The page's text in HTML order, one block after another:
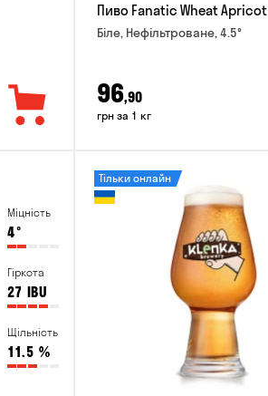
Пиво Fanatic Wheat Apricot
Біле, Нефільтроване, 4.5°
96,90
грн за 1 кг
Міцність
4°
Гіркота
27 IBU
Щільність
11.5 %
Тільки онлайн